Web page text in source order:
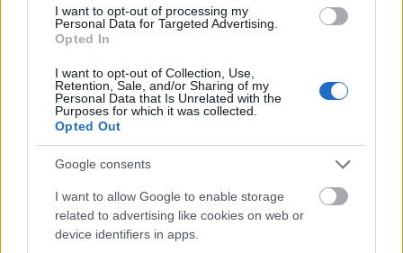
I want to opt-out of processing my
Personal Data for Targeted Advertising.
Opted In
I want to opt-out of Collection, Use,
Retention, Sale, and/or Sharing of my
Personal Data that Is Unrelated with the
Purposes for which it was collected.
Opted Out
Google consents
I want to allow Google to enable storage
related to advertising like cookies on web or
device identifiers in apps.
MEST LEST
Vrake
verde
nsmes
ter –
2 Går
sitt
sjette
strake
OL-
femm
ila for
gullet
i
5